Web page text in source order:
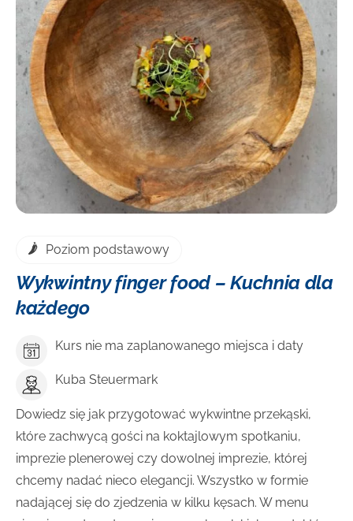
DOWIEDZ SIĘ WIĘCEJ
Poziom podstawowy
Wykwintny finger food – Kuchnia dla
każdego
Kurs nie ma zaplanowanego miejsca i daty
Kuba Steuermark
Dowiedz się jak przygotować wykwintne przekąski,
które zachwycą gości na koktajlowym spotkaniu,
imprezie plenerowej czy dowolnej imprezie, której
chcemy nadać nieco elegancji. Wszystko w formie
nadającej się do zjedzenia w kilku kęsach. W menu